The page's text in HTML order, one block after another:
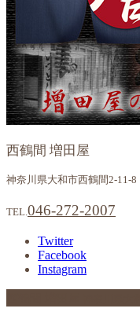
西鶴間 増田屋
神奈川県大和市西鶴間2-11-8
TEL.046-272-2007
Twitter
Facebook
Instagram